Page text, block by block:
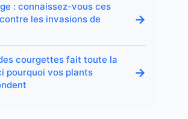
: connaissez-vous ces
les invasions de
→
courgettes fait toute la
pourquoi vos plants
→